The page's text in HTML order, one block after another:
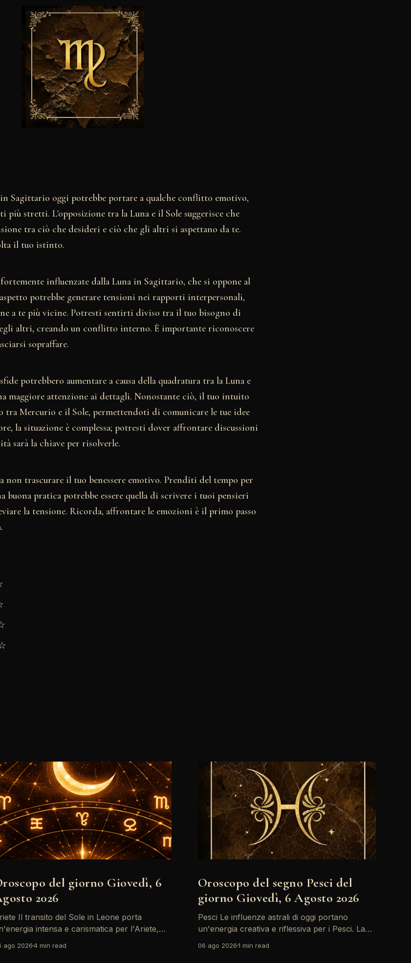
Sagittario oggi potrebbe portare a qualche conflitto emotivo,
più stretti. L'opposizione tra la Luna e il Sole suggerisce che
tra ciò che desideri e ciò che gli altri si aspettano da te.
il tuo istinto.
influenzate dalla Luna in Sagittario, che si oppone al
potrebbe generare tensioni nei rapporti interpersonali,
a te più vicine. Potresti sentirti diviso tra il tuo bisogno di
altri, creando un conflitto interno. È importante riconoscere
sopraffare.
potrebbero aumentare a causa della quadratura tra la Luna e
maggiore attenzione ai dettagli. Nonostante ciò, il tuo intuito
tra Mercurio e il Sole, permettendoti di comunicare le tue idee
la situazione è complessa; potresti dover affrontare discussioni
sarà la chiave per risolverle.
non trascurare il tuo benessere emotivo. Prenditi del tempo per
buona pratica potrebbe essere quella di scrivere i tuoi pensieri
la tensione. Ricorda, affrontare le emozioni è il primo passo
del giorno Giovedì, 6
2026
del Sole in Leone porta
intensa e carismatica per l'Ariete,
ideale per riflettere su obiettivi
ago 20264 min read
Oroscopo del segno Pesci del
giorno Giovedì, 6 Agosto 2026
Pesci Le influenze astrali di oggi portano
un'energia creativa e riflessiva per i Pesci. La
incoraggiandoti a esplorare nuove idee e
06 ago 20261 min read